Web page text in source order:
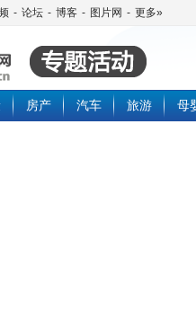
- 论坛 - 博客 - 图片网 - 更多»
房产 汽车 旅游 母